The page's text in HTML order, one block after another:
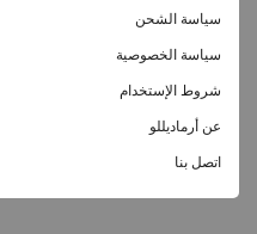
سياسة الشحن
سياسة الخصوصية
شروط الإستخدام
عن أرماديللو
اتصل بنا